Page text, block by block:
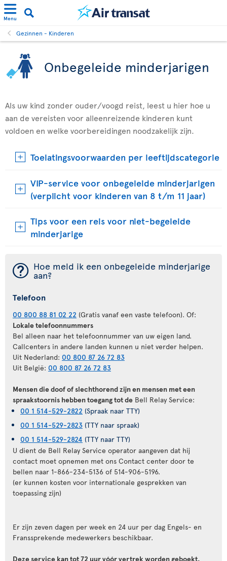
Menu
Gezinnen - Kinderen
Onbegeleide minderjarigen
Als uw kind zonder ouder/voogd reist, leest u hier hoe u
aan de vereisten voor alleenreizende kinderen kunt
voldoen en welke voorbereidingen noodzakelijk zijn.
Toelatingsvoorwaarden per leeftijdscategorie
VIP-service voor onbegeleide minderjarigen
(verplicht voor kinderen van 8 t/m 11 jaar)
Tips voor een reis voor niet-begeleide
minderjarige
¯ Hoe meld ik een onbegeleide minderjarige
aan?
Telefoon
00 800 88 81 02 22 (Gratis vanaf een vaste telefoon). Of:
Lokale telefoonnummers
Bel alleen naar het telefoonnummer van uw eigen land.
Callcenters in andere landen kunnen u niet verder helpen.
Uit Nederland: 00 800 87 26 72 83
Uit België: 00 800 87 26 72 83
Mensen die doof of slechthorend zijn en mensen met een
spraakstoornis hebben toegang tot de Bell Relay Service:
00 1 514-529-2822 (Spraak naar TTY)
00 1 514-529-2823 (TTY naar spraak)
00 1 514-529-2824 (TTY naar TTY)
U dient de Bell Relay Service operator aangeven dat hij
contact moet opnemen met ons Contact center door te
bellen naar 1-866-234-5136 of 514-906-5196.
(er kunnen kosten voor internationale gesprekken van
toepassing zijn)
Er zijn zeven dagen per week en 24 uur per dag Engels- en
Franssprekende medewerkers beschikbaar.
Deze service kan tot 72 uur vóór vertrek worden geboekt.